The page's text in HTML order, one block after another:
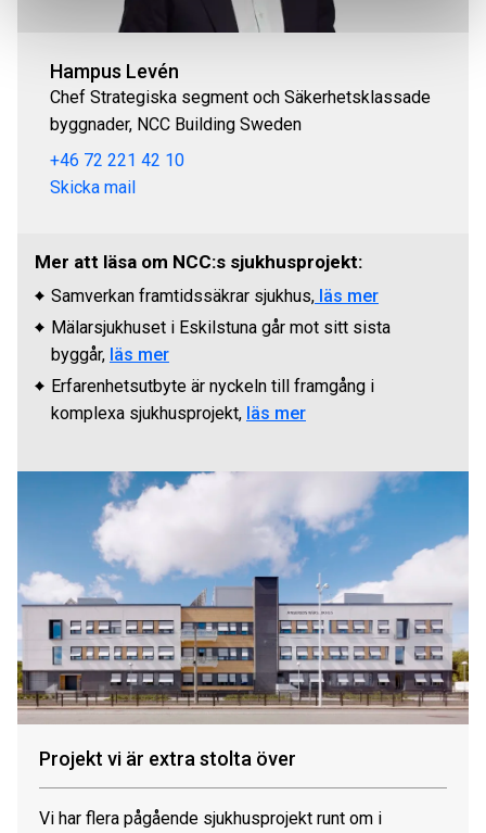
Hampus Levén
Chef Strategiska segment och Säkerhetsklassade
byggnader, NCC Building Sweden
+46 72 221 42 10
Skicka mail
Mer att läsa om NCC:s sjukhusprojekt:
Samverkan framtidssäkrar sjukhus, läs mer
Mälarsjukhuset i Eskilstuna går mot sitt sista
byggår, läs mer
Erfarenhetsutbyte är nyckeln till framgång i
komplexa sjukhusprojekt, läs mer
Projekt vi är extra stolta över
Vi har flera pågående sjukhusprojekt runt om i